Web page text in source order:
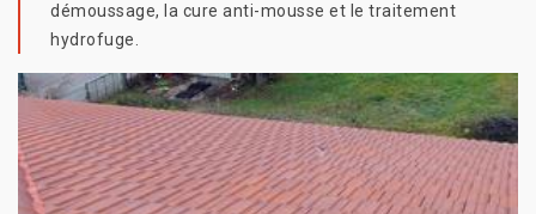
démoussage, la cure anti-mousse et le traitement
hydrofuge.